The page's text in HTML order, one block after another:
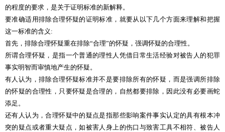
的程度的要求，是关于证明标准的新解释。
要准确适用排除合理怀疑的证明标准，就要从以下几个方面来理解和把握
这一标准的含义:
首先，排除合理怀疑重在排除“合理”的怀疑，强调怀疑的合理性。
所谓合理怀疑，是指一个普通的理性人凭借日常生活经验对被告人的犯罪
事实明智而审慎地产生的怀疑。
有人认为，排除合理怀疑标准并不是要排除所有的怀疑，而是强调所排除
的怀疑的合理性，只要怀疑是合理的，自然都要排除，因此没有必要画蛇
添足。
还有人认为，合理怀疑中的疑点是指那些影响案件事实认定的具有根本冲
突的疑点或者重大疑点，如被害人身上的伤口与致害工具不相符、被告人